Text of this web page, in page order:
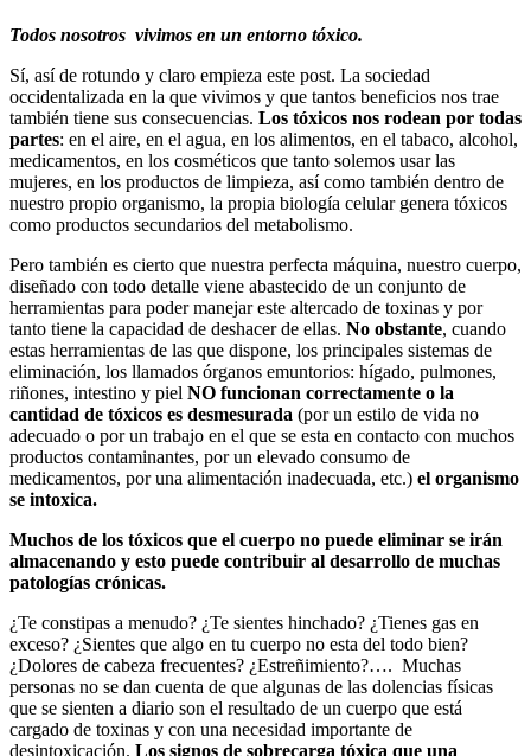
Todos nosotros vivimos en un entorno tóxico.
Sí, así de rotundo y claro empieza este post. La sociedad
occidentalizada en la que vivimos y que tantos beneficios nos trae
también tiene sus consecuencias. Los tóxicos nos rodean por todas
partes: en el aire, en el agua, en los alimentos, en el tabaco, alcohol,
medicamentos, en los cosméticos que tanto solemos usar las
mujeres, en los productos de limpieza, así como también dentro de
nuestro propio organismo, la propia biología celular genera tóxicos
como productos secundarios del metabolismo.
Pero también es cierto que nuestra perfecta máquina, nuestro cuerpo,
diseñado con todo detalle viene abastecido de un conjunto de
herramientas para poder manejar este altercado de toxinas y por
tanto tiene la capacidad de deshacer de ellas. No obstante, cuando
estas herramientas de las que dispone, los principales sistemas de
eliminación, los llamados órganos emuntorios: hígado, pulmones,
riñones, intestino y piel NO funcionan correctamente o la
cantidad de tóxicos es desmesurada (por un estilo de vida no
adecuado o por un trabajo en el que se esta en contacto con muchos
productos contaminantes, por un elevado consumo de
medicamentos, por una alimentación inadecuada, etc.) el organismo
se intoxica.
Muchos de los tóxicos que el cuerpo no puede eliminar se irán
almacenando y esto puede contribuir al desarrollo de muchas
patologías crónicas.
¿Te constipas a menudo? ¿Te sientes hinchado? ¿Tienes gas en
exceso? ¿Sientes que algo en tu cuerpo no esta del todo bien?
¿Dolores de cabeza frecuentes? ¿Estreñimiento?…. Muchas
personas no se dan cuenta de que algunas de las dolencias físicas
que se sienten a diario son el resultado de un cuerpo que está
cargado de toxinas y con una necesidad importante de
desintoxicación. Los signos de sobrecarga tóxica que una